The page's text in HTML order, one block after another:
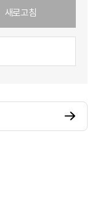
새로고침